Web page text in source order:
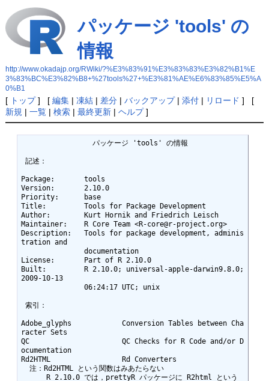
パッケージ 'tools' の
情報
http://www.okadajp.org/RWiki/?%E3%83%91%E3%83%83%E3%82%B1%E
3%83%BC%E3%82%B8+%27tools%27+%E3%81%AE%E6%83%85%E5%A
0%B1
[ トップ] [ 編集| 凍結| 差分| バックアップ| 添付| リロード ] [
新規 | 一覧| 検索| 最終更新| ヘルプ]
Package:       tools
Version:       2.10.0
Priority:      base
Title:         Tools for Package Development
Author:        Kurt Hornik and Friedrich Leisch
Maintainer:    R Core Team <R-core@r-project.org>
Description:   Tools for package development, adminis
tration and
License:       Part of R 2.10.0
Built:         R 2.10.0; universal-apple-darwin9.8.0;
2009-10-13
Adobe_glyphs            Conversion Tables between Cha
racter Sets
QC                      QC Checks for R Code and/or D
ocumentation
Rd2HTML                 Rd Converters